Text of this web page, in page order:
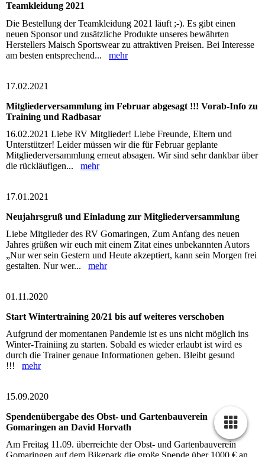
Teamkleidung 2021
Die Bestellung der Teamkleidung 2021 läuft ;-). Es gibt einen
neuen Sponsor und zusätzliche Produkte unseres bewährten
Herstellers Maisch Sportswear zu attraktiven Preisen. Bei Interesse
am besten entsprechend... mehr
17.02.2021
Mitgliederversammlung im Februar abgesagt !!! Vorab-Info zu
Training und Radbasar
16.02.2021 Liebe RV Mitglieder! Liebe Freunde, Eltern und
Unterstützer! Leider müssen wir die für Februar geplante
Mitgliederversammlung erneut absagen. Wir sind sehr dankbar über
die rückläufigen... mehr
17.01.2021
Neujahrsgruß und Einladung zur Mitgliederversammlung
Liebe Mitglieder des RV Gomaringen, Zum Anfang des neuen
Jahres grüßen wir euch mit einem Zitat eines unbekannten Autors
„Nur wer sein Gestern und Heute akzeptiert, kann sein Morgen frei
gestalten. Nur wer... mehr
01.11.2020
Start Wintertraining 20/21 bis auf weiteres verschoben
Aufgrund der momentanen Pandemie ist es uns nicht möglich ins
Winter-Trainiing zu starten. Sobald es wieder erlaubt ist wird es
durch die Trainer genaue Informationen geben. Bleibt gesund
!!! mehr
15.09.2020
Spendenübergabe des Obst- und Gartenbauverein
Gomaringen an David Horvath
Am Freitag 11.09. überreichte der Obst- und Gartenbauverein